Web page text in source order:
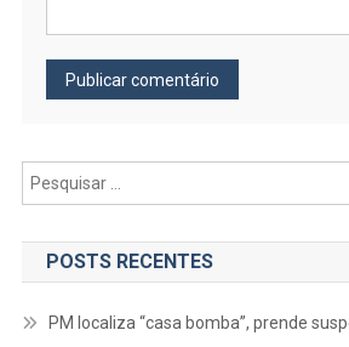
POSTS RECENTES
PM localiza “casa bomba”, prende